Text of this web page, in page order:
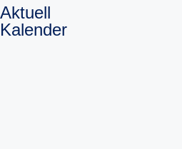
Aktuell
Kalender